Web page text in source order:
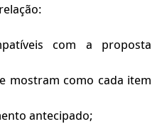
com a proposta
mostram como cada item
antecipado;